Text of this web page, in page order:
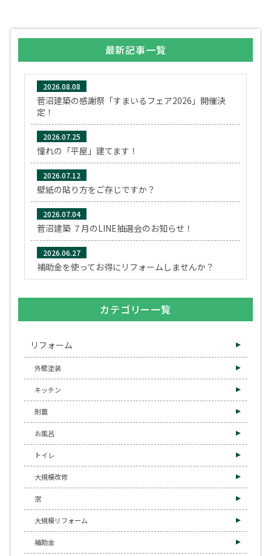
最新記事一覧
2026.08.08
菅沼建築の感謝祭「すまいるフェア2026」開催決
定！
2026.07.25
憧れの「平屋」建てます！
2026.07.12
壁紙の貼り方をご存じですか？
2026.07.04
菅沼建築 ７月のLINE抽選会のお知らせ！
2026.06.27
補助金を使ってお得にリフォームしませんか？
カテゴリー一覧
リフォーム
外壁塗装
キッチン
耐震
お風呂
トイレ
大規模改修
窓
大規模リフォーム
補助金